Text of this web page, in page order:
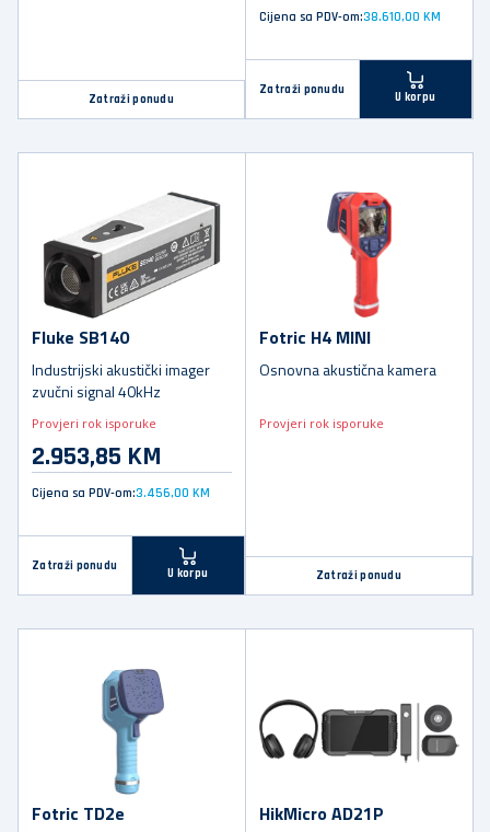
Zatraži ponudu
Cijena sa PDV-om:38.610,00 KM
Zatraži ponudu
U korpu
Fluke SB140
Industrijski akustički imager
zvučni signal 40kHz
Provjeri rok isporuke
2.953,85 KM
Cijena sa PDV-om:3.456,00 KM
Zatraži ponudu
U korpu
Fotric H4 MINI
Osnovna akustična kamera
Provjeri rok isporuke
Zatraži ponudu
Fotric TD2e HikMicro AD21P